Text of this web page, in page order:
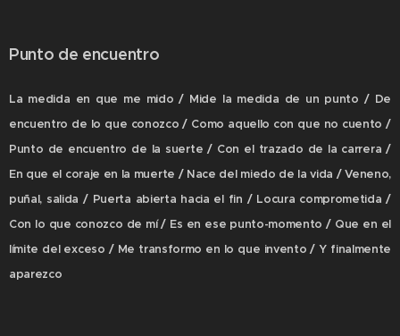
Punto de encuentro
La medida en que me mido / Mide la medida de un punto / De
encuentro de lo que conozco / Como aquello con que no cuento /
Punto de encuentro de la suerte / Con el trazado de la carrera /
En que el coraje en la muerte / Nace del miedo de la vida / Veneno,
puñal, salida / Puerta abierta hacia el fin / Locura comprometida /
Con lo que conozco de mí / Es en ese punto-momento / Que en el
límite del exceso / Me transformo en lo que invento / Y finalmente
aparezco